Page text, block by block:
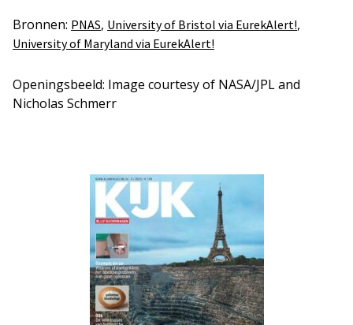
Bronnen: PNAS, University of Bristol via EurekAlert!,
University of Maryland via EurekAlert!
Openingsbeeld: Image courtesy of NASA/JPL and
Nicholas Schmerr